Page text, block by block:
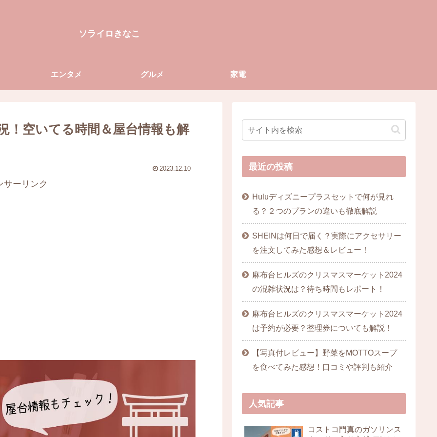
ソライロきなこ
エンタメ グルメ 家電
！空いてる時間＆屋台情報も解
2023.12.10
サーリンク
最近の投稿
Huluディズニープラスセットで何が見れ
る？２つのプランの違いも徹底解説
SHEINは何日で届く？実際にアクセサリー
を注文してみた感想＆レビュー！
麻布台ヒルズのクリスマスマーケット2024
の混雑状況は？待ち時間もレポート！
麻布台ヒルズのクリスマスマーケット2024
は予約が必要？整理券についても解説！
【写真付レビュー】野菜をMOTTOスープ
を食べてみた感想！口コミや評判も紹介
人気記事
コストコ門真のガソリンス